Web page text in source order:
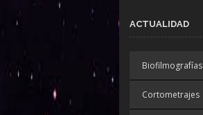
ACTUALIDAD
Biofilmografías
Cortometrajes